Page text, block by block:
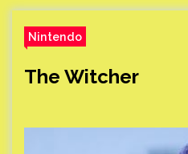
Nintendo
The Witcher